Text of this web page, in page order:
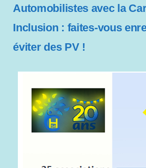
Automobilistes avec la
Inclusion : faites-vous
éviter des PV !